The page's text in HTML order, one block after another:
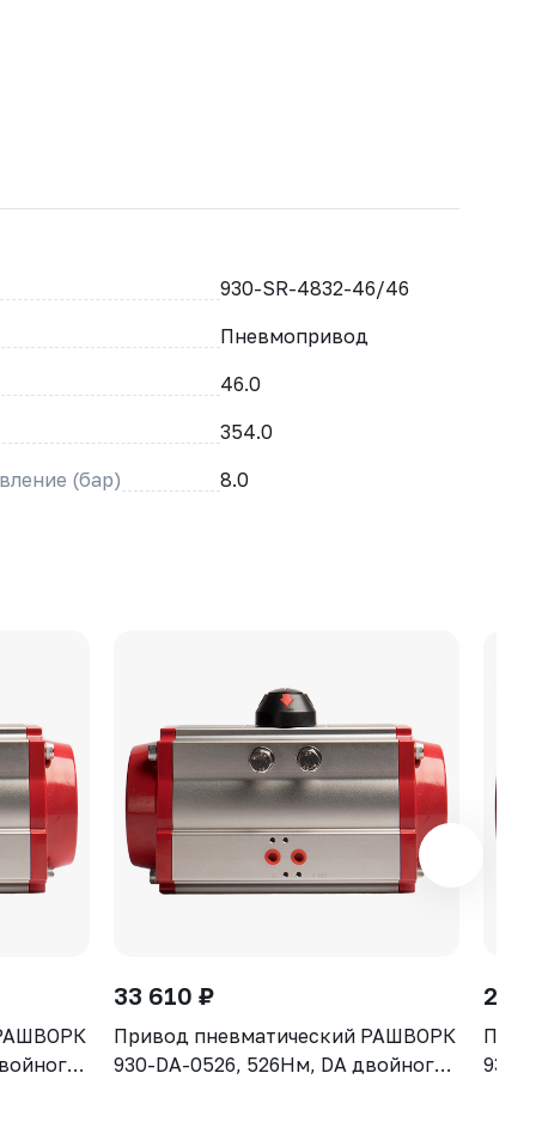
930-SR-4832-46/46
Пневмопривод
46.0
354.0
(бар)
8.0
33 610 ₽
Привод пневматический РАШВОРК
930-DA-0526, 526Нм, DA двойного
22
930-